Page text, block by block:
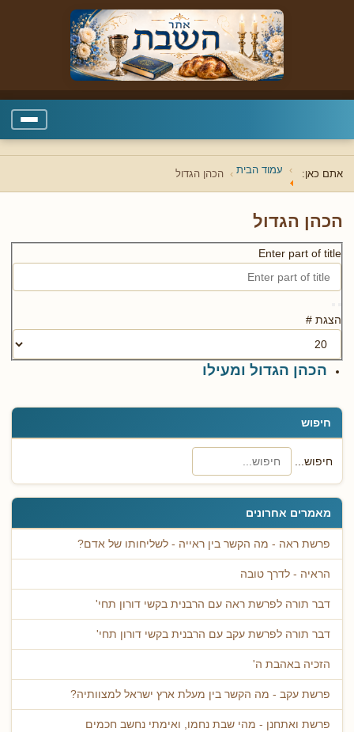
אתם כאן: עמוד הבית הכהן הגדול
חיפוש
חיפוש...
מאמרים אחרונים
פרשת ראה - מה הקשר בין ראייה - לשליחותו של אדם?
הראיה - לדרך טובה
דבר תורה לפרשת ראה עם הרבנית בקשי דורון תחי'
דבר תורה לפרשת עקב עם הרבנית בקשי דורון תחי'
הזכיה באהבת ה'
פרשת עקב - מה הקשר בין מעלת ארץ ישראל למצוותיה?
פרשת ואתחנן - מהי שבת נחמו, ואימתי נחשב חכמים
הכהן הגדול
Enter part of title
הצגת #
הכהן הגדול ומעילו